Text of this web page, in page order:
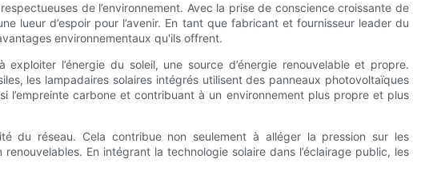
de l’environnement. Avec la prise de conscience croissante de
lueur d’espoir pour l’avenir. En tant que fabricant et fournisseur leader du
environnementaux qu'ils offrent.
l’énergie du soleil, une source d’énergie renouvelable et propre.
les lampadaires solaires intégrés utilisent des panneaux photovoltaïques
l’empreinte carbone et contribuant à un environnement plus propre et plus
du réseau. Cela contribue non seulement à alléger la pression sur les
En intégrant la technologie solaire dans l’éclairage public, les